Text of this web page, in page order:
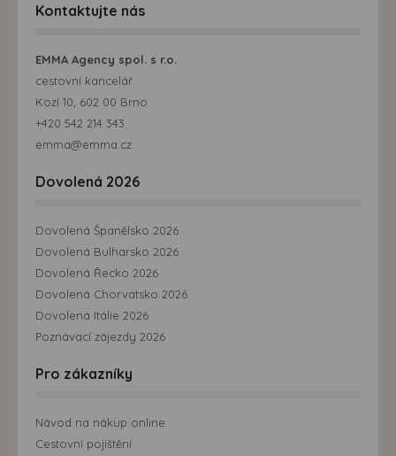
Kontaktujte nás
EMMA Agency spol. s r.o.
cestovní kancelář
Kozí 10, 602 00 Brno
+420 542 214 343
emma@emma.cz
Dovolená 2026
Dovolená Španělsko 2026
Dovolená Bulharsko 2026
Dovolená Řecko 2026
Dovolená Chorvatsko 2026
Dovolená Itálie 2026
Poznávací zájezdy 2026
Pro zákazníky
Návod na nákup online
Cestovní pojištění